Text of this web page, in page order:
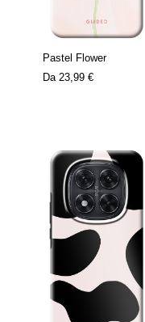
Pastel Flower
Da 23,99 €